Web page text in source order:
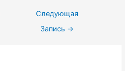
Следующая
Запись →